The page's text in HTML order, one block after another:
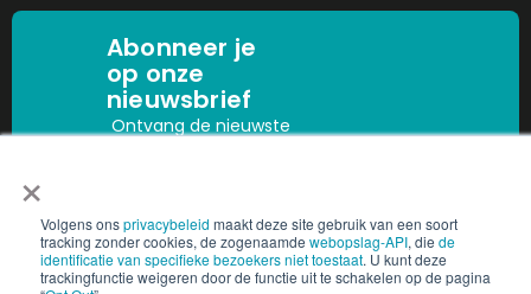
×
Volgens onsprivacybeleid maakt deze site gebruik van een soort
tracking zonder cookies, de zogenaamde webopslag-API, die de
identificatie van specifieke bezoekers niet toestaat. U kunt deze
trackingfunctie weigeren door de functie uit te schakelen op de pagina
Abonneer je
op onze
nieuwsbrief
Ontvang de nieuwste
trends in de sector
rechtstreeks in uw
mailbox.